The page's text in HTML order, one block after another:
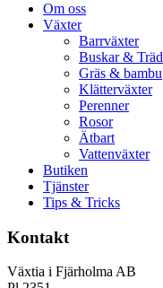
Om oss
Växter
Barrväxter
Buskar & Träd
Gräs & bambu
Klätterväxter
Perenner
Rosor
Ätbart
Vattenväxter
Butiken
Tjänster
Tips & Tricks
Kontakt
Växtia i Fjärholma AB